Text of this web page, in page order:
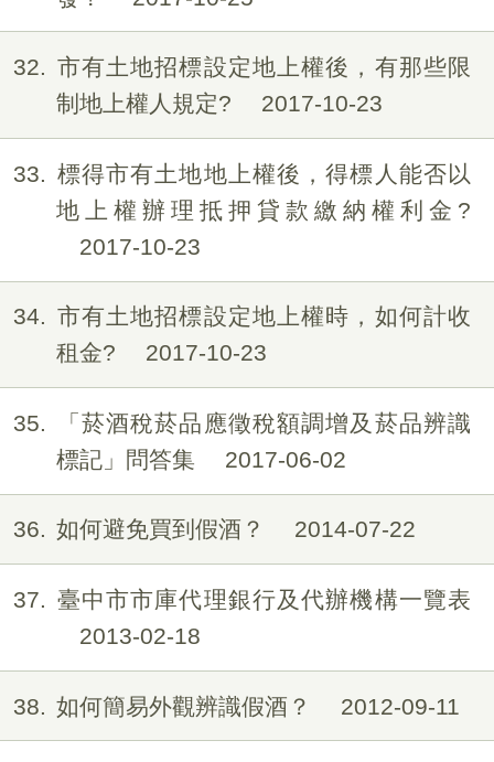
32
市有土地招標設定地上權後，有那些限
制地上權人規定?
2017-10-23
33
標得市有土地地上權後，得標人能否以
地上權辦理抵押貸款繳納權利金?
2017-10-23
34
市有土地招標設定地上權時，如何計收
租金?
2017-10-23
35
「菸酒稅菸品應徵稅額調增及菸品辨識
標記」問答集
2017-06-02
36 如何避免買到假酒？ 2014-07-22
37
臺中市市庫代理銀行及代辦機構一覽表
2013-02-18
38 如何簡易外觀辨識假酒？ 2012-09-11